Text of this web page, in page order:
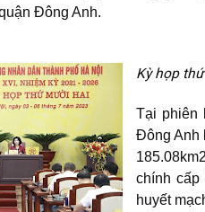
Đông Anh.
Kỳ họp
Tại phiên
Đông Anh
chính cấp
huyết